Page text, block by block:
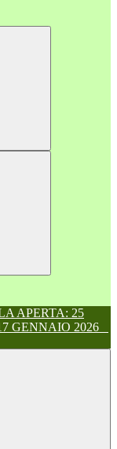
APERTA: 25
GENNAIO 2026